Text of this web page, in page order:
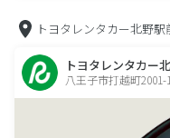
トヨタレンタカー北野駅
トヨタレンタカー
八王子市打越町